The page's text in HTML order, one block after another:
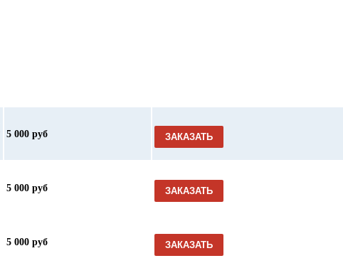
5 000 руб ЗАКАЗАТЬ
5 000 руб ЗАКАЗАТЬ
5 000 руб ЗАКАЗАТЬ